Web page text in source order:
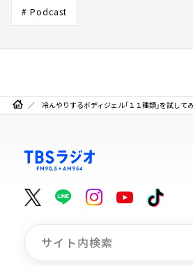
# Podcast
冷んやりするボディジェル「１１種類」を試してみ